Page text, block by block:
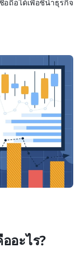
อถือได้เพื่อชี้นำธุรกิจ
อะไร?